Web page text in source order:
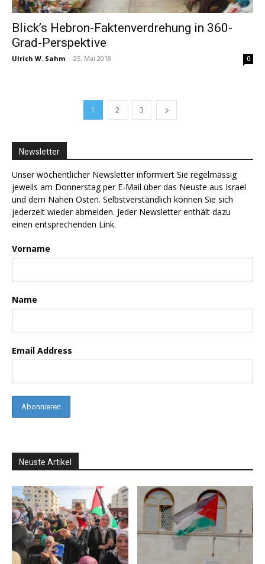
Blick’s Hebron-Faktenverdrehung in 360-
Grad-Perspektive
Ulrich W. Sahm - 25. Mai 2018 0
1 2 3
Newsletter
Unser wöchentlicher Newsletter informiert Sie regelmässig
jeweils am Donnerstag per E-Mail über das Neuste aus Israel
und dem Nahen Osten. Selbstverständlich können Sie sich
jederzeit wieder abmelden. Jeder Newsletter enthält dazu
einen entsprechenden Link.
Vorname
Name
Email Address
Neuste Artikel